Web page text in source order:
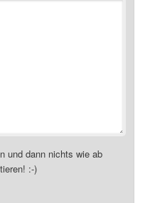
und dann nichts wie ab
:-)